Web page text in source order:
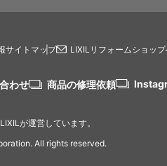
サイトマップ LIXILリフォームショッ
わせ 商品の修理依頼
が運営しています。
All rights reserved.